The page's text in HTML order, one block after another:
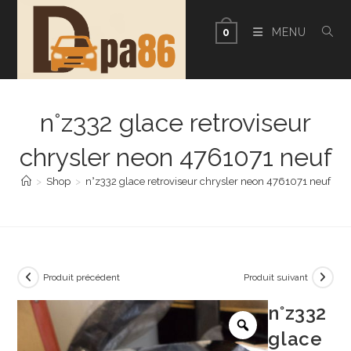
0 MENU
n°z332 glace retroviseur
chrysler neon 4761071 neuf
> Shop > n°z332 glace retroviseur chrysler neon 4761071 neuf
Produit précédent Produit suivant
n°z332
glace